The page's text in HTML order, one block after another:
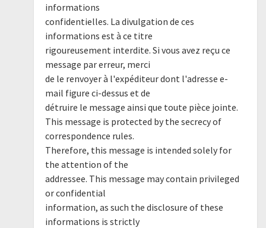
informations
confidentielles. La divulgation de ces
informations est à ce titre
rigoureusement interdite. Si vous avez reçu ce
message par erreur, merci
de le renvoyer à l'expéditeur dont l'adresse e-
mail figure ci-dessus et de
détruire le message ainsi que toute pièce jointe.
This message is protected by the secrecy of
correspondence rules.
Therefore, this message is intended solely for
the attention of the
addressee. This message may contain privileged
or confidential
information, as such the disclosure of these
informations is strictly